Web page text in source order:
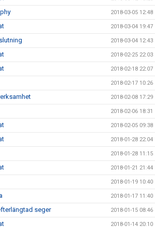
2018-03-05 12:48
2018-03-04 19:47
2018-03-04 12:43
2018-02-25 22:03
2018-02-18 22:07
2018-02-17 10:26
2018-02-08 17:29
2018-02-06 18:31
2018-02-05 09:38
2018-01-28 22:04
2018-01-28 11:15
2018-01-21 21:44
2018-01-19 10:40
2018-01-17 11:40
seger 2018-01-15 08:46
2018-01-14 20:10